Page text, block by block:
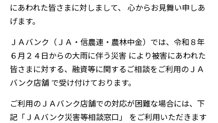
にあわれた皆さまに対しまして、 心からお見舞い申しあ
げます。
ＪＡバンク（ＪＡ・信農連・農林中金）では、令和８年
６月２４日からの大雨に伴う災害 により被害にあわれた
皆さまに対する、融資等に関するご相談をご利用のＪＡ
バンク店舗 で受け付けております。
ご利用のＪＡバンク店舗での対応が困難な場合には、下
記「ＪＡバンク災害等相談窓口」 をご利用いただきます